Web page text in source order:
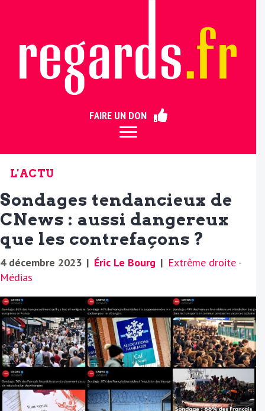
FAIRE UN DON
L'ACTU
Sondages tendancieux de
CNews : aussi dangereux
que les contrefaçons ?
4 décembre 2023 | Éric Le Bourg | Extrême droite -
Médias